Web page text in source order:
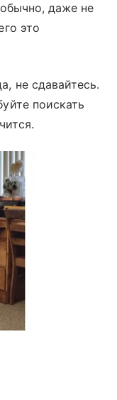
даже не
это
не сдавайтесь.
поискать